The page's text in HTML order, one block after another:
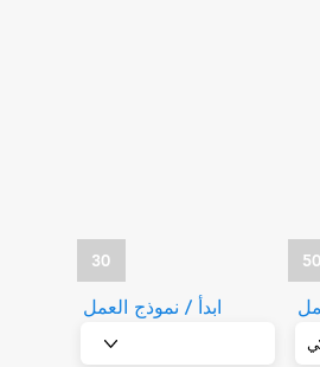
30 50
ابدأ / نموذج العمل